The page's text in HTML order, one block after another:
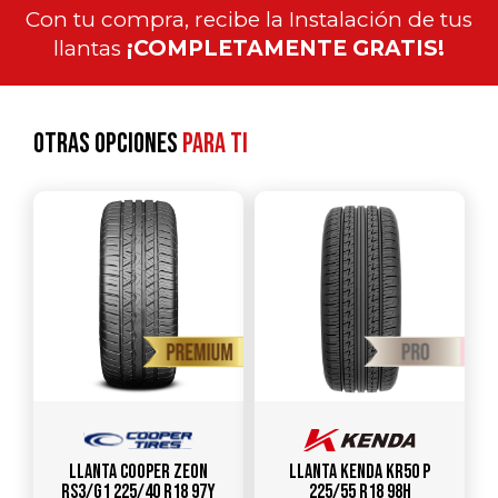
Con tu compra, recibe la Instalación de tus
llantas ¡COMPLETAMENTE GRATIS!
Otras opcionespara ti
Llanta COOPER ZEON
RS3/G1 225/40 R18 97Y
Llanta KENDA KR50 P
225/55 R18 98H